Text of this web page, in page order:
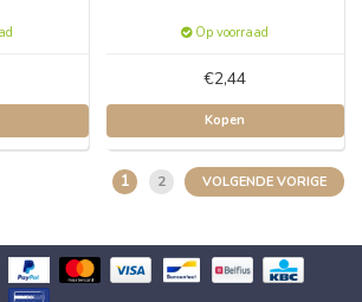
Op voorraad
€2,44
Kopen
1 2 VOLGENDE VORIGE